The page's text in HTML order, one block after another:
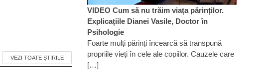
VEZI TOATE ȘTIRILE
VIDEO Cum să nu trăim viața părinților.
Explicațiile Dianei Vasile, Doctor în
Psihologie
Foarte mulți părinți încearcă să transpună
propriile vieți în cele ale copiilor. Cauzele care
[…]